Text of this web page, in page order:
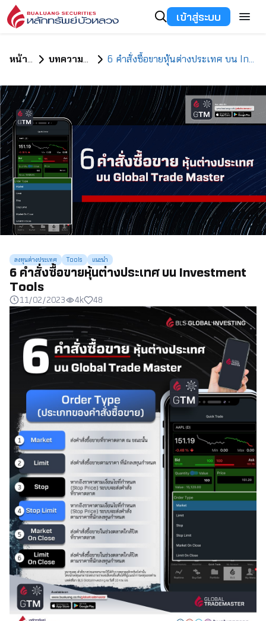
เข้าสู่ระบบ
หน้าแรก บทความทั้งหมด 6 คำสั่งซื้อขายหุ้นต่างประเทศ บน Investment Tools
ลงทุนต่างประเทศ Tools แนะนำ
6 คำสั่งซื้อขายหุ้นต่างประเทศ บน Investment
Tools
11/02/2023 4k 48